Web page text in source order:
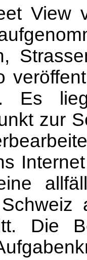
View
Es
zur
Die